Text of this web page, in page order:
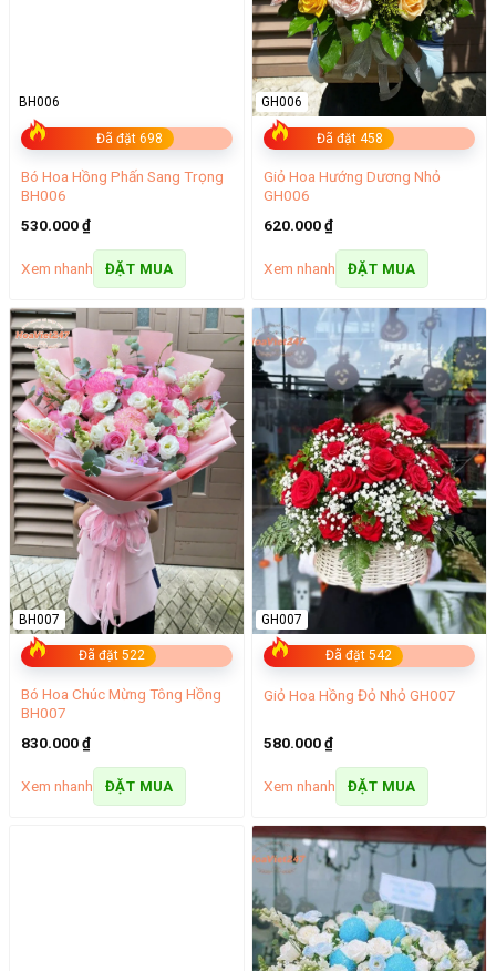
Đã đặt 698
BH006
Bó Hoa Hồng Phấn Sang Trọng
BH006
530.000₫
Xem nhanh ĐẶT MUA
Đã đặt 458
GH006
Giỏ Hoa Hướng Dương Nhỏ
GH006
620.000₫
Xem nhanh ĐẶT MUA
Đã đặt 522
BH007
Bó Hoa Chúc Mừng Tông Hồng
BH007
830.000₫
Xem nhanh ĐẶT MUA
Đã đặt 542
GH007
Giỏ Hoa Hồng Đỏ Nhỏ GH007
580.000₫
Xem nhanh ĐẶT MUA